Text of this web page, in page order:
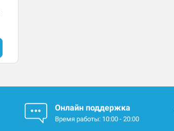
Онлайн поддержка
Время работы: 10:00 - 20:00